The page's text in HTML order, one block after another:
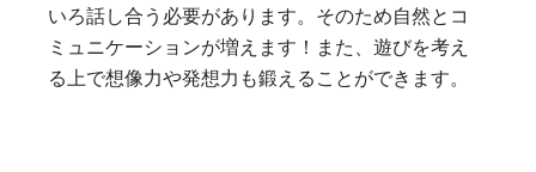
いろ話し合う必要があります。そのため自然とコ
ミュニケーションが増えます！また、遊びを考え
る上で想像力や発想力も鍛えることができます。